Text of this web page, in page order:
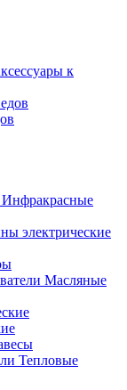
к
Инфракрасные
электрические
Масляные
Тепловые